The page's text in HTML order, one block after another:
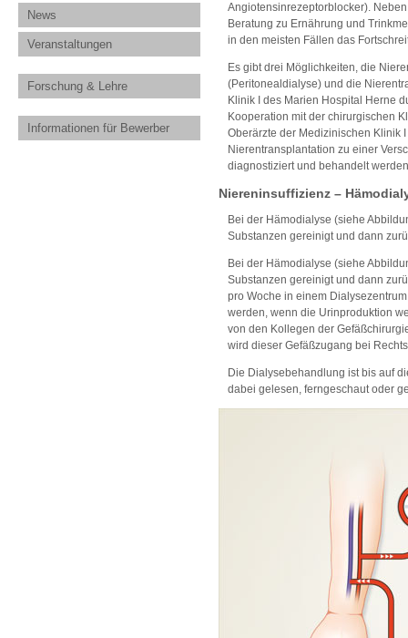
News
Veranstaltungen
Forschung & Lehre
Informationen für Bewerber
Angiotensinrezeptorblocker).
Beratung zu Ernährung und
in den meisten Fällen das
Es gibt drei Möglichkeiten, die
(Peritonealdialyse) und die
Klinik I des Marien Hospital Herne
Kooperation mit der chirurgischen
Oberärzte der Medizinischen Klinik
Nierentransplantation zu einer
diagnostiziert und behandelt
Niereninsuffizienz –
Bei der Hämodialyse (siehe
Substanzen gereinigt und dann
Bei der Hämodialyse (siehe
Substanzen gereinigt und dann
pro Woche in einem
werden, wenn die Urinproduktion
von den Kollegen der
wird dieser Gefäßzugang bei
Die Dialysebehandlung ist bis auf
dabei gelesen, ferngeschaut oder